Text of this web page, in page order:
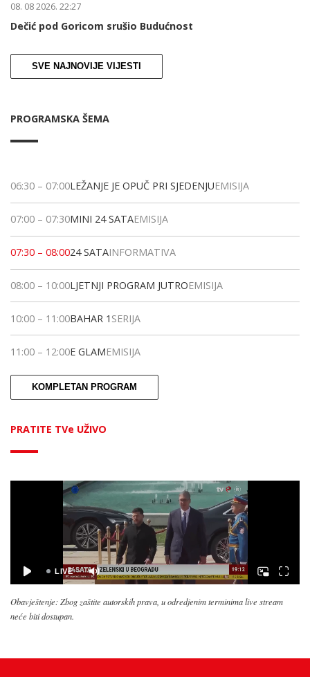
08. 08 2026. 22:27
Dečić pod Goricom srušio Budućnost
SVE NAJNOVIJE VIJESTI
PROGRAMSKA ŠEMA
06:30 – 07:00LEŽANJE JE OPUČ PRI SJEDENJUEMISIJA
07:00 – 07:30MINI 24 SATAEMISIJA
07:30 – 08:0024 SATAINFORMATIVA
08:00 – 10:00LJETNJI PROGRAM JUTROEMISIJA
10:00 – 11:00BAHAR 1 SERIJA
11:00 – 12:00E GLAMEMISIJA
KOMPLETAN PROGRAM
PRATITE TVe UŽIVO
Obavještenje: Zbog zaštite autorskih prava, u odredjenim terminima live stream
neće biti dostupan.